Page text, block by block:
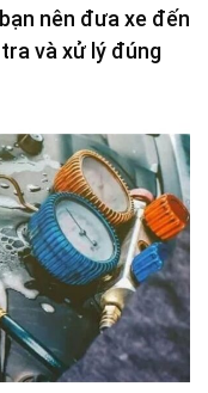
nên đưa xe đến
và xử lý đúng